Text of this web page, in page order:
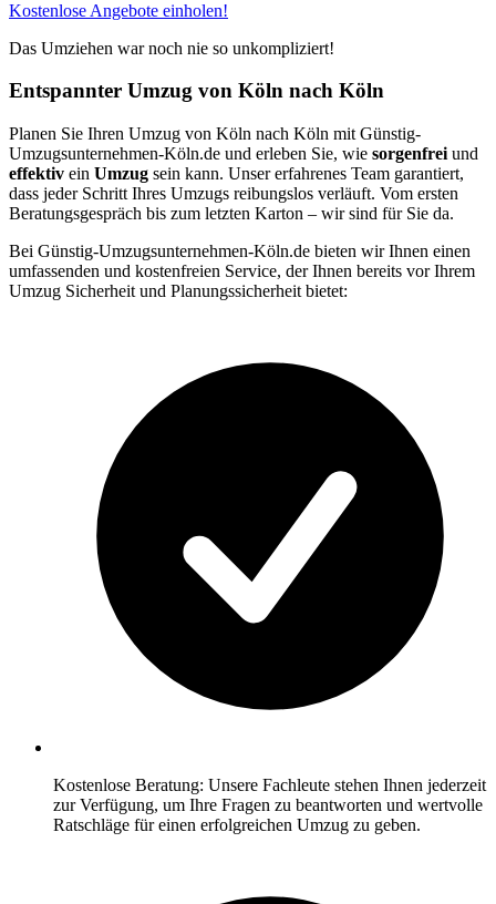
Kostenlose Angebote einholen!
Das Umziehen war noch nie so unkompliziert!
Entspannter Umzug von Köln⁠ nach Köln
Planen Sie Ihren Umzug von Köln⁠ nach Köln mit Günstig-
Umzugsunternehmen-Köln.de und erleben Sie, wie sorgenfrei und
effektiv ein Umzug sein kann. Unser erfahrenes Team garantiert,
dass jeder Schritt Ihres Umzugs reibungslos verläuft. Vom ersten
Beratungsgespräch bis zum letzten Karton – wir sind für Sie da.
Bei Günstig-Umzugsunternehmen-Köln.de bieten wir Ihnen einen
umfassenden und kostenfreien Service, der Ihnen bereits vor Ihrem
Umzug Sicherheit und Planungssicherheit bietet:
Kostenlose Beratung: Unsere Fachleute stehen Ihnen jederzeit
zur Verfügung, um Ihre Fragen zu beantworten und wertvolle
Ratschläge für einen erfolgreichen Umzug zu geben.